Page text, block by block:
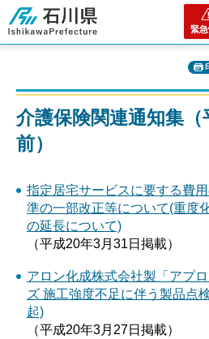
石川県
緊
介護保険関連通知集（
前）
指定居宅サービスに要する費
準の一部改正等について(重度
の延長について)
（平成20年3月31日掲載）
アロン化成株式会社製「アプ
ズ 施工強度不足に伴う製品点
起)
（平成20年3月27日掲載）